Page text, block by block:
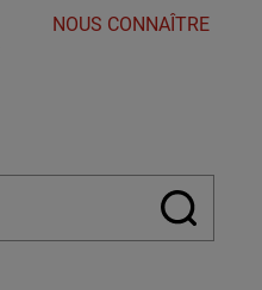
NOUS CONNAÎTRE